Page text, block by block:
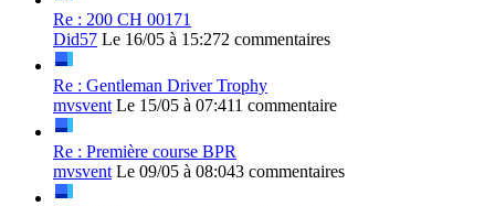
Re : 200 CH 00171
Did57 Le 16/05 à 15:272 commentaires
Re : Gentleman Driver Trophy
mvsvent Le 15/05 à 07:411 commentaire
Re : Première course BPR
mvsvent Le 09/05 à 08:043 commentaires